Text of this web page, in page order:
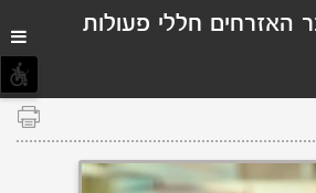
האזרחים חללי פעולות